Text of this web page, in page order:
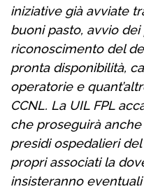
iniziative già avviate
buoni pasto, avvio
riconoscimento del
pronta disponibilità,
operatorie e
CCNL. La UIL FPL
che proseguirà
presidi ospedalieri
propri associati la
insisteranno